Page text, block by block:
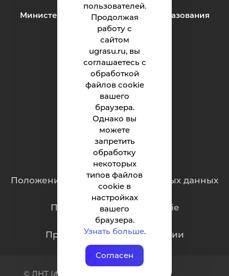
пользователей.
Продолжая
работу с
сайтом
ugrasu.ru, вы
соглашаетесь с
обработкой
файлов cookie
вашего
браузера.
Однако вы
можете
запретить
обработку
некоторых
типов файлов
cookie в
настройках
вашего
браузера.
Узнать больше.
Согласен
Министерство науки и высшего образования
Российской Федерации
Институт
Абитуриенту
Студенту
Родителям
Обращения граждан
Положение о защите персональных данных
Политика обработки cookie
Противодействие коррупции
© ЛНТ (филиал) ФГБОУ ВО «ЮГУ»